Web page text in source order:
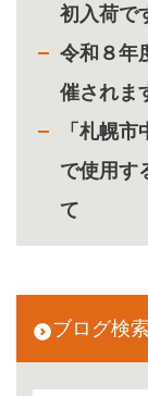
初入荷で
令和８年
催されま
「札幌
で使用す
て
ブログ検索